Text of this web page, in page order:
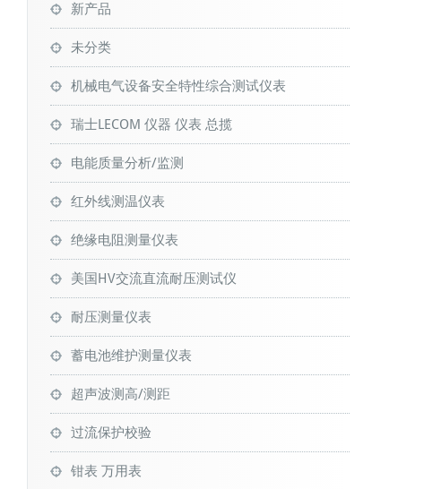
新产品
未分类
机械电气设备安全特性综合测试仪表
瑞士LECOM 仪器 仪表 总揽
电能质量分析/监测
红外线测温仪表
绝缘电阻测量仪表
美国HV交流直流耐压测试仪
耐压测量仪表
蓄电池维护测量仪表
超声波测高/测距
过流保护校验
钳表 万用表